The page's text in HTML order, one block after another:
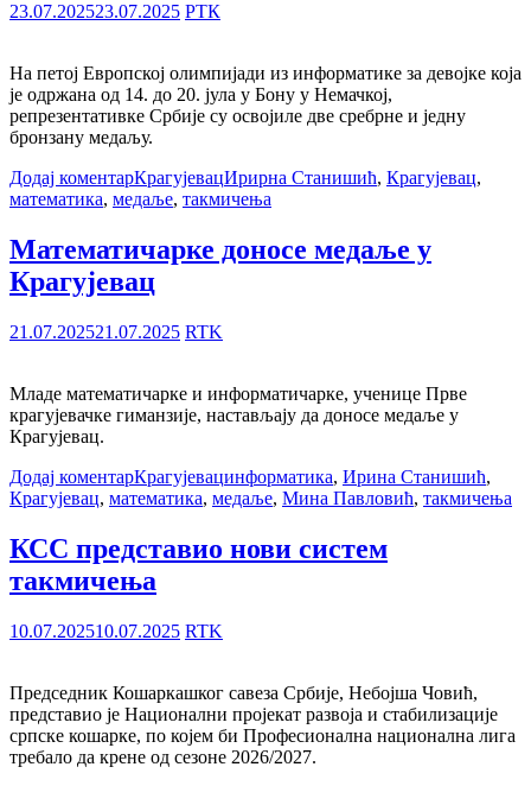
23.07.202523.07.2025 РТК
На петој Европској олимпијади из информатике за девојке која
је одржана од 14. до 20. јула у Бону у Немачкој,
репрезентативке Србије су освојиле две сребрне и једну
бронзану медаљу.
Додај коментарКрагујевацИрирна Станишић, Крагујевац,
математика, медаље, такмичења
Математичарке доносе медаље у
Крагујевац
21.07.202521.07.2025 RTK
Младе математичарке и информатичарке, ученице Прве
крагујевачке гиманзије, настављају да доносе медаље у
Крагујевац.
Додај коментарКрагујевацинформатика, Ирина Станишић,
Крагујевац, математика, медаље, Мина Павловић, такмичења
КСС представио нови систем
такмичења
10.07.202510.07.2025 RTK
Председник Кошаркашког савеза Србије, Небојша Човић,
представио је Национални пројекат развоја и стабилизације
српске кошарке, по којем би Професионална национална лига
требало да крене од сезоне 2026/2027.